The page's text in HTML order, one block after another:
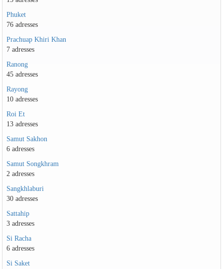
Phuket
76 adresses
Prachuap Khiri Khan
7 adresses
Ranong
45 adresses
Rayong
10 adresses
Roi Et
13 adresses
Samut Sakhon
6 adresses
Samut Songkhram
2 adresses
Sangkhlaburi
30 adresses
Sattahip
3 adresses
Si Racha
6 adresses
Si Saket